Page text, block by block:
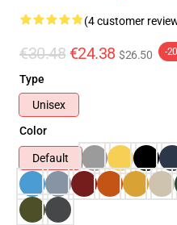
(4 customer
€30.48 €24.38 $26.50 -
Type
Unisex
Color
Default